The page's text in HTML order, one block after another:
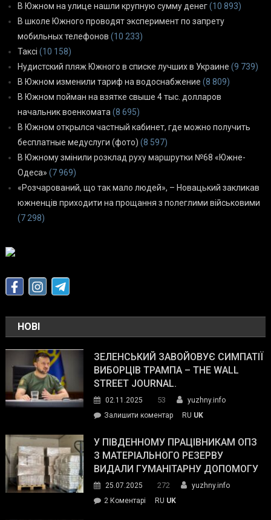
В Южном на улице нашли крупную сумму денег(10 893)
В школе Южного проводят эксперимент по запрету
мобильных телефонов (10 233)
Таксі (10 158)
Нудистский пляж Южного в списке лучших в Украине (9 739)
В Южном изменили тариф на водоснабжение (8 809)
В Южном пойман на взятке свыше 4 тыс. долларов
начальник военкомата (8 695)
В Южном открылся частный кабинет, где можно получить
бесплатные медуслуги (фото) (8 597)
В Южному змінили розклад руху маршрутки №68 «Южне-
Одеса» (7 969)
«Розчарований, що так мало людей», – Новацький закликав
южненців приходити на прощання з полеглими військовими
(7 298)
НОВІ
ЗЕЛЕНСЬКИЙ ЗАВОЙОВУЄ СИМПАТІЇ
ВИБОРЦІВ ТРАМПА – THE WALL
STREET JOURNAL.
02.11.2025 53
yuzhny.info
Залишити коментарon
завойовує
симпатії
виборців
The
RU UK
У ПІВДЕННОМУ ПРАЦІВНИКАМ ОПЗ
З МАТЕРІАЛЬНОГО РЕЗЕРВУ
ВИДАЛИ ГУМАНІТАРНУ ДОПОМОГУ
25.07.2025 272
yuzhny.info
2 Коментарі
RU UK